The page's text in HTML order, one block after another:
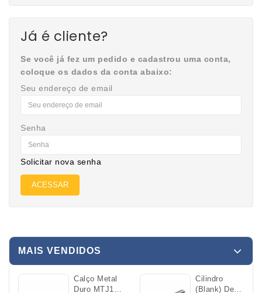
Já é cliente?
Se você já fez um pedido e cadastrou uma conta,
coloque os dados da conta abaixo:
Seu endereço de email
Senha
Solicitar nova senha
MAIS VENDIDOS
Calço Metal
Duro MTJ16
Cilindro
(Blank) De